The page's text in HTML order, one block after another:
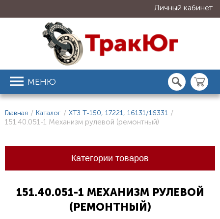
Личный кабинет
МЕНЮ
Главная / Каталог / ХТЗ Т-150, 17221, 16131/16331 /
151.40.051-1 Механизм рулевой (ремонтный)
Категории товаров
151.40.051-1 МЕХАНИЗМ РУЛЕВОЙ
(РЕМОНТНЫЙ)